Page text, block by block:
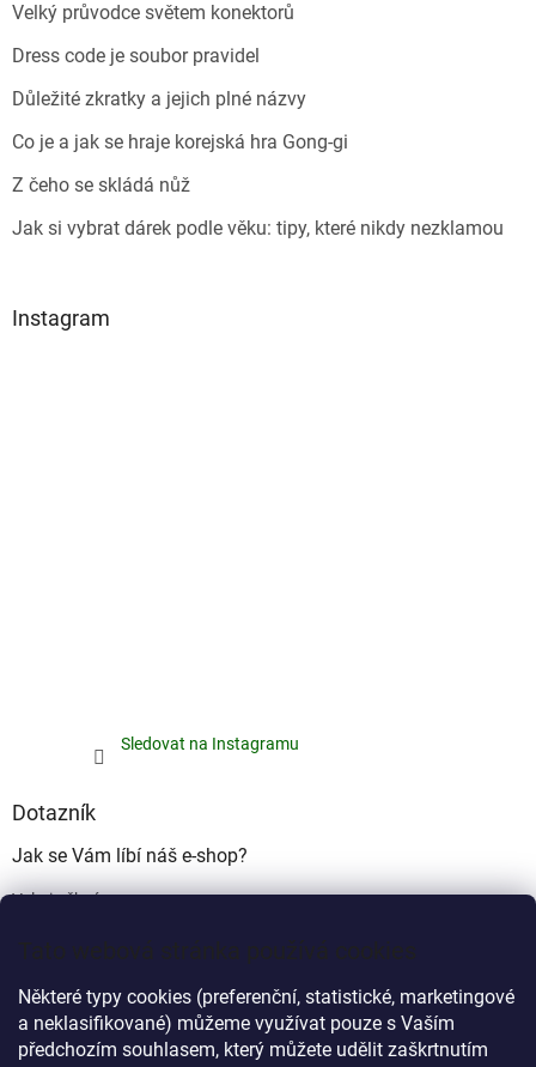
Tato webová stránka používá cookies
Některé typy cookies (preferenční, statistické, marketingové
a neklasifikované) můžeme využívat pouze s Vaším
předchozím souhlasem, který můžete udělit zaškrtnutím
Velký průvodce světem konektorů
Dress code je soubor pravidel
Důležité zkratky a jejich plné názvy
Co je a jak se hraje korejská hra Gong-gi
Z čeho se skládá nůž
Jak si vybrat dárek podle věku: tipy, které nikdy nezklamou
Instagram
Sledovat na Instagramu
Dotazník
Jak se Vám líbí náš e-shop?
Velmi pěkný
Ujde to
Nelíbí se mi
Počet hlasů:340